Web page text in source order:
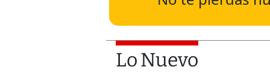
Lo Nuevo